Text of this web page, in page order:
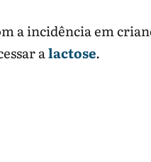
a incidência em
alactose.